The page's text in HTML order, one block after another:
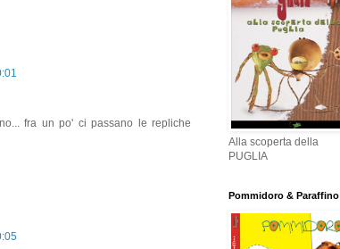
fra un po' ci passano le repliche
Alla scoperta della
PUGLIA
Pommidoro & Paraffino